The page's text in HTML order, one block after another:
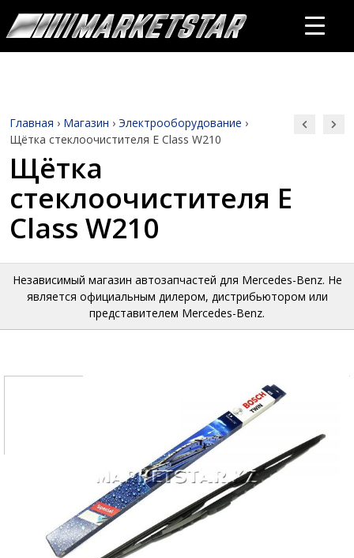
Главная › Магазин › Электрооборудование ›
Щётка стеклоочистителя E Class W210
Щётка
стеклоочистителя E
Class W210
Независимый магазин автозапчастей для Mercedes-Benz. Не
является официальным дилером, дистрибьютором или
представителем Mercedes-Benz.